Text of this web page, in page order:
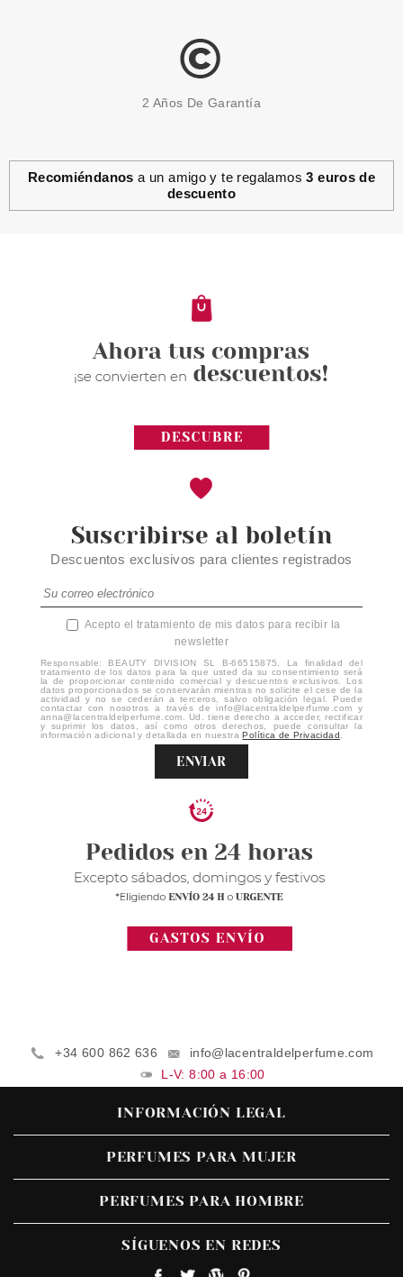
2 Años De Garantía
Recomiéndanos a un amigo y te regalamos3 euros de
descuento
Suscribirse al boletín
Descuentos exclusivos para clientes registrados
Acepto el tratamiento de mis datos para recibir la
newsletter
Responsable: BEAUTY DIVISION SL B-66515875. La finalidad del
tratamiento de los datos para la que usted da su consentimiento será
la de proporcionar contenido comercial y descuentos exclusivos. Los
datos proporcionados se conservarán mientras no solicite el cese de la
actividad y no se cederán a terceros, salvo obligación legal. Puede
contactar con nosotros a través de info@lacentraldelperfume.com y
anna@lacentraldelperfume.com. Ud. tiene derecho a acceder, rectificar
y suprimir los datos, así como otros derechos, puede consultar la
información adicional y detallada en nuestraPolítica de Privacidad
ENVIAR
+34 600 862 636
info@lacentraldelperfume.com
L-V: 8:00 a 16:00
INFORMACIÓN LEGAL
PERFUMES PARA MUJER
PERFUMES PARA HOMBRE
SÍGUENOS EN REDES